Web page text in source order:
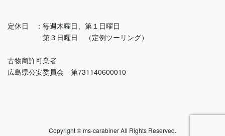
定休日 ：毎週木曜日、第１日曜日
第３日曜日 （定例ツーリング）
古物商許可業者
広島県公安委員会 第731140600010
Copyright © ms-carabiner All Rights Reserved.